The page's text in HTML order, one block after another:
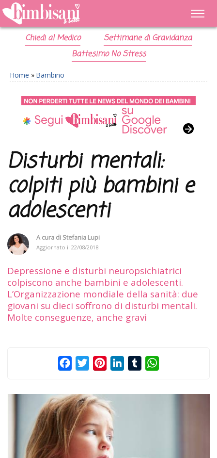
Chiedi al Medico
Settimane di Gravidanza
Battesimo No Stress
Home » Bambino
Disturbi mentali:
colpiti più bambini e
adolescenti
A cura di Stefania Lupi
Aggiornato il 22/08/2018
Depressione e disturbi neuropsichiatrici
colpiscono anche bambini e adolescenti.
L’Organizzazione mondiale della sanità: due
giovani su dieci soffrono di disturbi mentali.
Molte conseguenze, anche gravi
FacebookTwitterPinterestLinkedInTumblr